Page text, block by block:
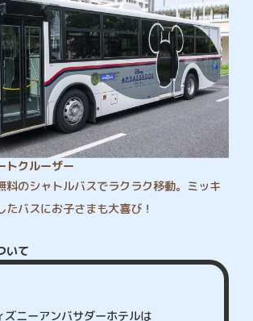
トクルーザー
料のシャトルバスでラクラク移動。ミッキ
たバスにお子さまも大喜び！
いて
ズニーアンバサダーホテルは